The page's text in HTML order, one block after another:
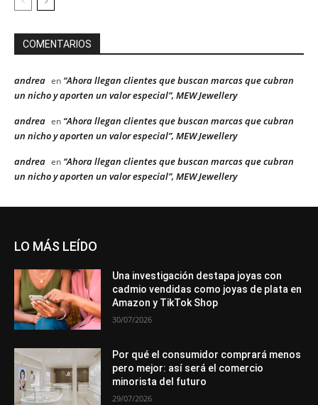
COMENTARIOS
andrea en “Ahora llegan clientes que buscan marcas que cubran
un nicho y aporten un valor especial”, MEW Jewellery
andrea en “Ahora llegan clientes que buscan marcas que cubran
un nicho y aporten un valor especial”, MEW Jewellery
andrea en “Ahora llegan clientes que buscan marcas que cubran
un nicho y aporten un valor especial”, MEW Jewellery
LO MÁS LEÍDO
Una investigación destapa joyas con
cadmio vendidas como joyas de plata en
Amazon y TikTok Shop
30/07/2026
Por qué el consumidor comprará menos
pero mejor: así será el comercio
minorista del futuro
29/07/2026